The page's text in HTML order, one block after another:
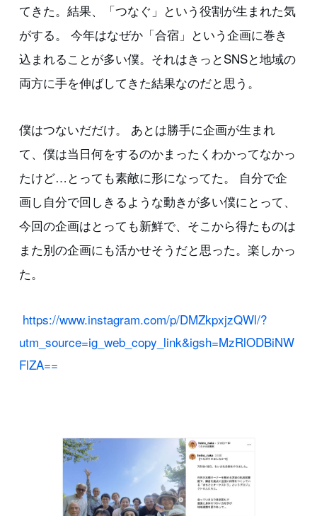
てきた。結果、「つなぐ」という役割が生まれた気
がする。 今年はなぜか「合宿」という企画に巻き
込まれることが多い僕。それはきっとSNSと地域の
両方に手を伸ばしてきた結果なのだと思う。
僕はつないだだけ。 あとは勝手に企画が生まれ
て、僕は当日何をするのかまったくわかってなかっ
たけど…とっても素敵に形になってた。 自分で企
画し自分で回しきるような動きが多い僕にとって、
今回の企画はとっても新鮮で、そこから得たものは
また別の企画にも活かせそうだと思った。楽しかっ
た。
https://www.instagram.com/p/DMZkpxjzQWl/?
utm_source=ig_web_copy_link&igsh=MzRlODBiNW
FlZA==